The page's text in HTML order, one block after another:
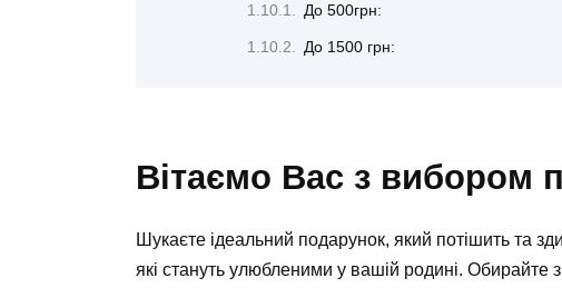
До 500грн:
До 1500 грн:
Вітаємо Вас з вибором
Шукаєте ідеальний подарунок, який потішить та
які стануть улюбленими у вашій родині. Обирайте